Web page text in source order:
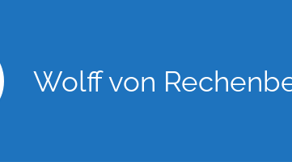
Wolff von